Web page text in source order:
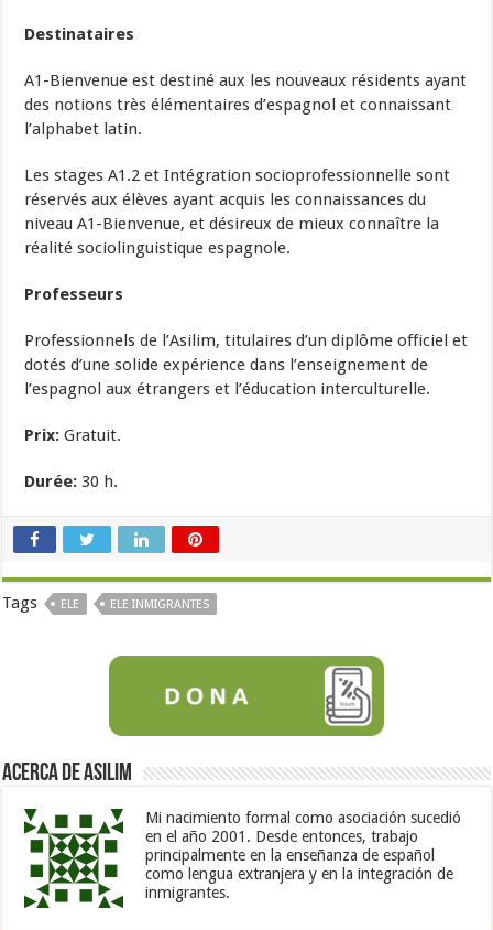
Destinataires
A1-Bienvenue est destiné aux les nouveaux résidents ayant
des notions très élémentaires d’espagnol et connaissant
l’alphabet latin.
Les stages A1.2 et Intégration socioprofessionnelle sont
réservés aux élèves ayant acquis les connaissances du
niveau A1-Bienvenue, et désireux de mieux connaître la
réalité sociolinguistique espagnole.
Professeurs
Professionnels de l’Asilim, titulaires d’un diplôme officiel et
dotés d’une solide expérience dans l’enseignement de
l’espagnol aux étrangers et l’éducation interculturelle.
Prix: Gratuit.
Durée: 30 h.
Tags ELE ELE INMIGRANTES
Acerca de Asilim
Mi nacimiento formal como asociación sucedió
en el año 2001. Desde entonces, trabajo
principalmente en la enseñanza de español
como lengua extranjera y en la integración de
inmigrantes.